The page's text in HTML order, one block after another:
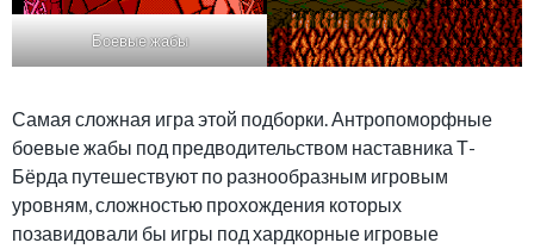
Боевые жабы
Самая сложная игра этой подборки. Антропоморфные
боевые жабы под предводительством наставника Т-
Бёрда путешествуют по разнообразным игровым
уровням, сложностью прохождения которых
позавидовали бы игры под хардкорные игровые